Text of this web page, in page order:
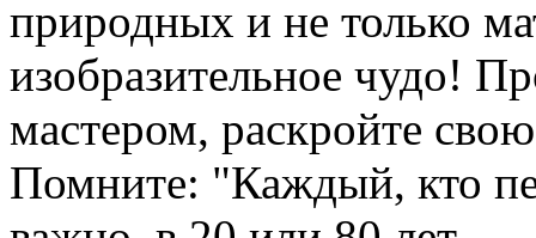
природных и не только
изобразительное чудо!
мастером, раскройте
Помните: "Каждый, кто